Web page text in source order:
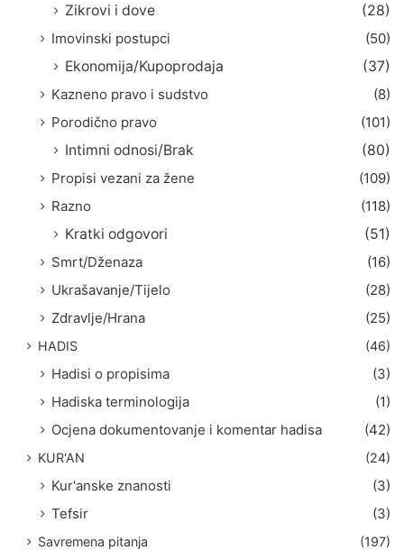
Zikrovi i dove
(28)
Imovinski postupci
(50)
Ekonomija/Kupoprodaja
(37)
Kazneno pravo i sudstvo
(8)
Porodično pravo
(101)
Intimni odnosi/Brak
(80)
Propisi vezani za žene
(109)
Razno
(118)
Kratki odgovori
(51)
Smrt/Dženaza
(16)
Ukrašavanje/Tijelo
(28)
Zdravlje/Hrana
(25)
HADIS (46)
Hadisi o propisima
(3)
Hadiska terminologija
(1)
Ocjena dokumentovanje i komentar hadisa
(42)
KUR'AN (24)
Kur'anske znanosti
(3)
Tefsir
(3)
Savremena pitanja
(197)